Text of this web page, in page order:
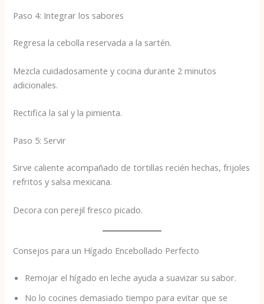
Paso 4: Integrar los sabores
Regresa la cebolla reservada a la sartén.
Mezcla cuidadosamente y cocina durante 2 minutos
adicionales.
Rectifica la sal y la pimienta.
Paso 5: Servir
Sirve caliente acompañado de tortillas recién hechas, frijoles
refritos y salsa mexicana.
Decora con perejil fresco picado.
Consejos para un Hígado Encebollado Perfecto
Remojar el hígado en leche ayuda a suavizar su sabor.
No lo cocines demasiado tiempo para evitar que se